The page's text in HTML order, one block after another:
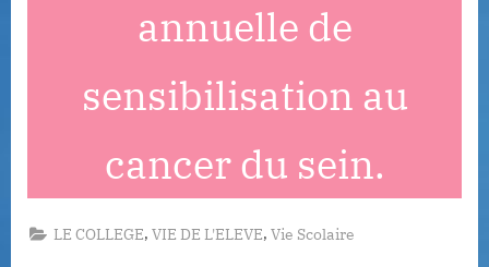
annuelle de
sensibilisation au
cancer du sein.
LE COLLEGE,VIE DE L'ELEVE,Vie Scolaire